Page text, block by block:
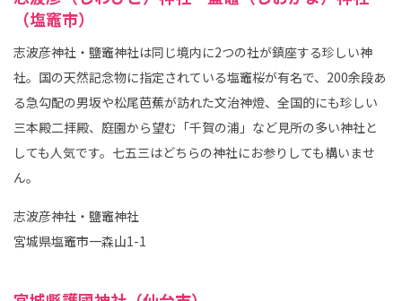
（塩竈市）
志波彦神社・鹽竈神社は同じ境内に2つの社が鎮座する珍しい神
社。国の天然記念物に指定されている塩竈桜が有名で、200余段あ
る急勾配の男坂や松尾芭蕉が訪れた文治神燈、全国的にも珍しい
三本殿二拝殿、庭園から望む「千賀の浦」など見所の多い神社と
しても人気です。七五三はどちらの神社にお参りしても構いませ
ん。
志波彦神社・鹽竈神社
宮城県塩竈市一森山1-1